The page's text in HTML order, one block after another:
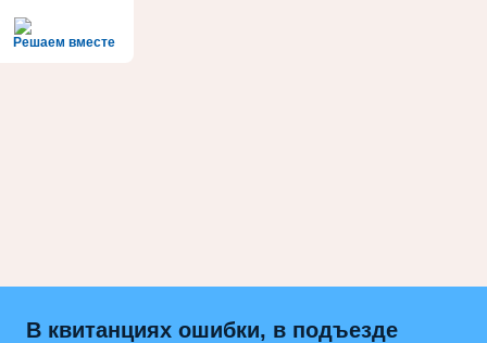
Решаем вместе
В квитанциях ошибки, в подъезде